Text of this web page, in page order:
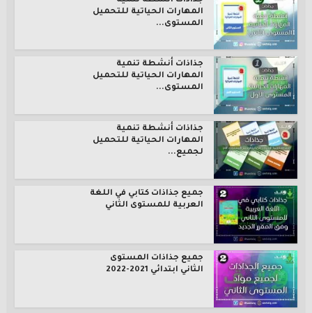
المهارات الحياتية للتحميل
المستوى...
جذاذات أنشطة تنمية
المهارات الحياتية للتحميل
المستوى...
جذاذات أنشطة تنمية
المهارات الحياتية للتحميل
لجميع...
جميع جذاذات كتابي في اللغة
العربية للمستوى الثاني
جميع جذاذات المستوى
الثاني ابتدائي 2021-2022